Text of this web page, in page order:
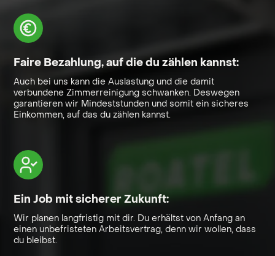
Faire Bezahlung, auf die du zählen kannst:
Auch bei uns kann die Auslastung und die damit
verbundene Zimmerreinigung schwanken. Deswegen
garantieren wir Mindeststunden und somit ein sicheres
Einkommen, auf das du zählen kannst.
Ein Job mit sicherer Zukunft:
Wir planen langfristig mit dir. Du erhältst von Anfang an
einen unbefristeten Arbeitsvertrag, denn wir wollen, dass
du bleibst.